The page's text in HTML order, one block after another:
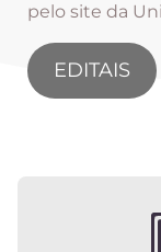
pelo site da
EDITAIS